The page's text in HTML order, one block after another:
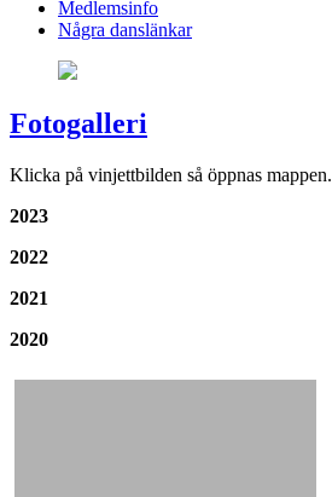
Medlemsinfo
Några danslänkar
Fotogalleri
Klicka på vinjettbilden så öppnas mappen.
2023
2022
2021
2020